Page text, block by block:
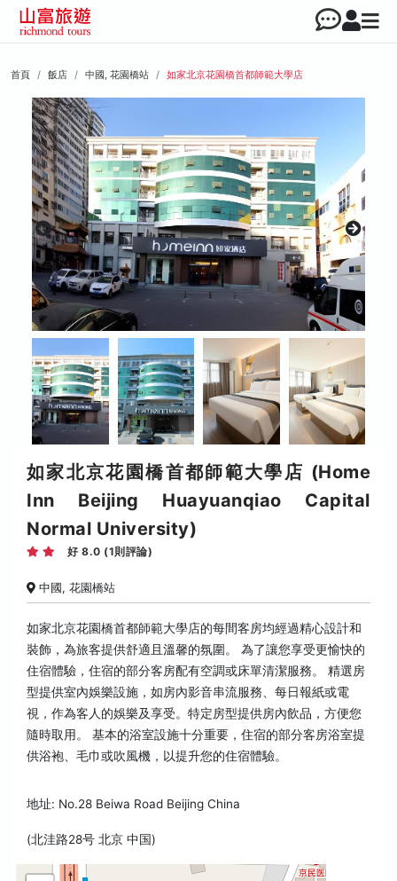
首頁 飯店 中國, 花園橋站 如家北京花園橋首都師範大學店
如家北京花園橋首都師範大學店 (Home
Inn Beijing Huayuanqiao Capital
Normal University)
好 8.0 (1則評論)
中國, 花園橋站
如家北京花園橋首都師範大學店的每間客房均經過精心設計和
裝飾，為旅客提供舒適且溫馨的氛圍。 為了讓您享受更愉快的
住宿體驗，住宿的部分客房配有空調或床單清潔服務。 精選房
型提供室內娛樂設施，如房內影音串流服務、每日報紙或電
視，作為客人的娛樂及享受。特定房型提供房內飲品，方便您
隨時取用。 基本的浴室設施十分重要，住宿的部分客房浴室提
供浴袍、毛巾或吹風機，以提升您的住宿體驗。
地址: No.28 Beiwa Road Beijing China
(北洼路28号 北京 中国)